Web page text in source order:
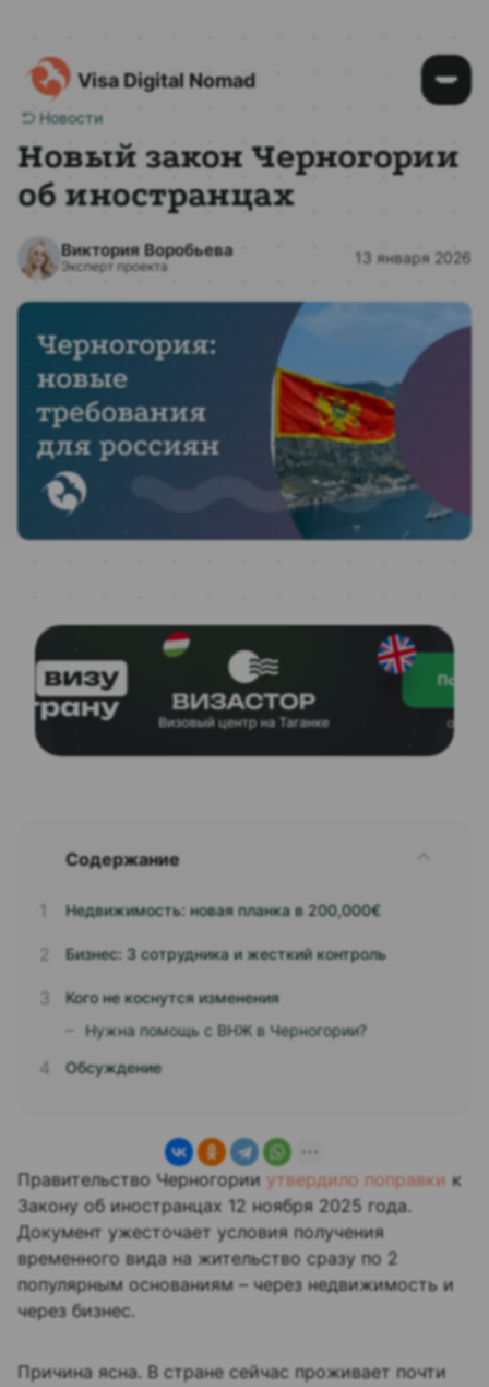
Visa Digital Nomad
Новости
Новый закон Черногории
об иностранцах
Виктория Воробьева
Эксперт проекта 13 января 2026
Содержание
Недвижимость: новая планка в 200,000€
Бизнес: 3 сотрудника и жесткий контроль
Кого не коснутся изменения
Нужна помощь с ВНЖ в Черногории?
Обсуждение
Правительство Черногории утвердило поправки к
Закону об иностранцах 12 ноября 2025 года.
Документ ужесточает условия получения
временного вида на жительство сразу по 2
популярным основаниям – через недвижимость и
через бизнес.​
Причина ясна. В стране сейчас проживает почти